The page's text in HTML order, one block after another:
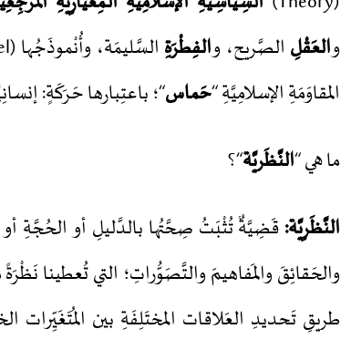
والعَقْلِ الصَّريح، والفِطْرَةِ
المقاوَمَةِ الإسلامِيَّةِ “حَماس“؛ باعتِبارها حَرَكَةٍ:
ما هي “النَّظَريَّة“؟
النَّظَرِيَّة:قَضِيَّةٌ تُثْبَتُ صِحَّتُها بالدَّليلِ أو الحُجَّةِ
طريقِ تَحديدِ العَلاقات المختَلِفَةِ بين المُتَغَيِّرات